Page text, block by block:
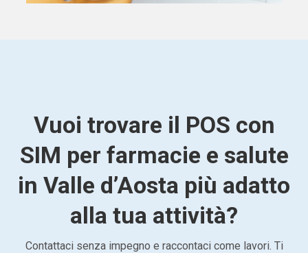
Vuoi trovare il POS con
SIM per farmacie e salute
in Valle d’Aosta più adatto
alla tua attività?
Contattaci senza impegno e raccontaci come lavori. Ti